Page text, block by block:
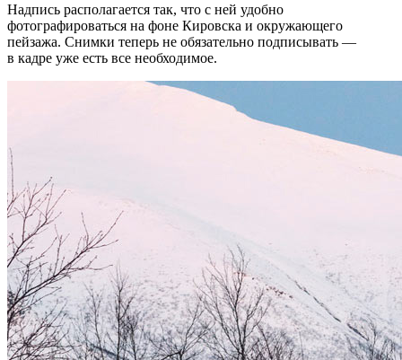
Надпись располагается так, что с ней удобно
фотографироваться на фоне Кировска и окружающего
пейзажа. Снимки теперь не обязательно подписывать —
в кадре уже есть все необходимое.